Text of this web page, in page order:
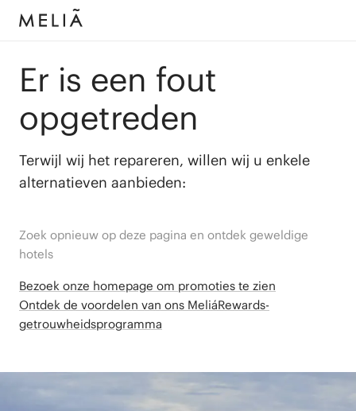
Er is een fout
opgetreden
Terwijl wij het repareren, willen wij u enkele
alternatieven aanbieden:
Zoek opnieuw op deze pagina en ontdek geweldige
hotels
Bezoek onze homepage om promoties te zien
Ontdek de voordelen van ons MeliáRewards-
getrouwheidsprogramma